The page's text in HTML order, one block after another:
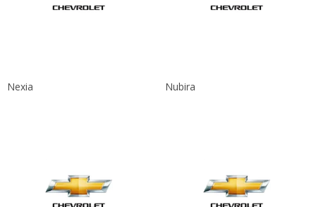
Nexia Nubira